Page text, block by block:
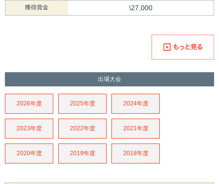
獲得賞金 \27,000
出場大会
2026年度 2025年度 2024年度
2023年度 2022年度 2021年度
2020年度 2019年度 2018年度